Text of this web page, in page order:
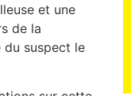
et une
de la
suspect le